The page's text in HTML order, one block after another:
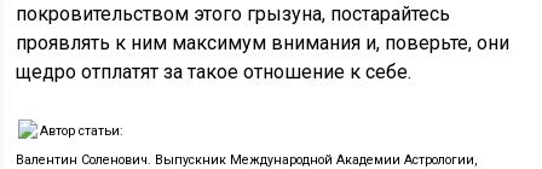
покровительством этого грызуна, постарайтесь
проявлять к ним максимум внимания и, поверьте, они
щедро отплатят за такое отношение к себе.
Автор статьи:
Валентин Соленович. Выпускник Международной Академии Астрологии,